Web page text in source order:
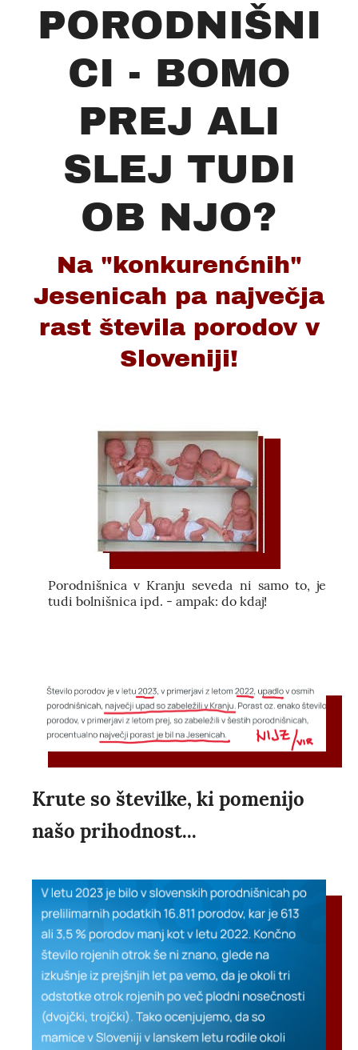
PORODNIŠNI
CI - BOMO
PREJ ALI
SLEJ TUDI
OB NJO?
Na "konkurenćnih"
Jesenicah pa največja
rast števila porodov v
Sloveniji!
Porodnišnica v Kranju seveda ni samo to, je
tudi bolnišnica ipd. - ampak: do kdaj!
Krute so številke, ki pomenijo
našo prihodnost...